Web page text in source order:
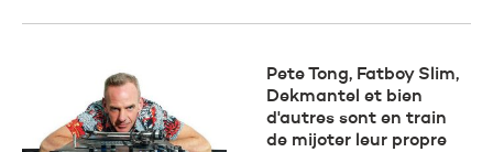
Pete Tong, Fatboy Slim,
Dekmantel et bien
d'autres sont en train
de mijoter leur propre